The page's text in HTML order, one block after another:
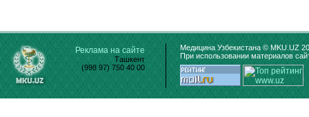
Реклама на сайте
Ташкент
(998 97) 750 40 00
Медицина Узбекистана © MKU.UZ
При использовании материалов